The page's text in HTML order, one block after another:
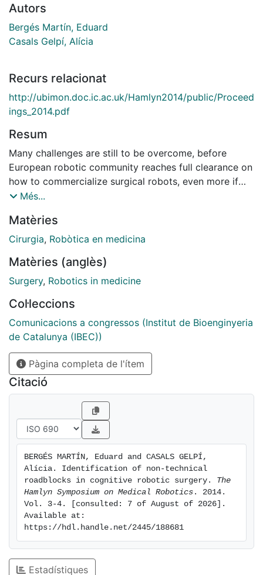
Autors
Bergés Martín, Eduard
Casals Gelpí, Alícia
Recurs relacionat
http://ubimon.doc.ic.ac.uk/Hamlyn2014/public/Proceed
ings_2014.pdf
Resum
Many challenges are still to be overcome, before
European robotic community reaches full clearance on
how to commercialize surgical robots, even more if
they are endowed with some cognitive features.
devices from the engineering and medical point of
view, firm obstacles are also present regarding the
once this technology is available and ready to use for
surgical purposes. This presents the results reached by
technical roadblocks foreseen in future robotic
surgery, including recommendations for the robotic,
legal and medical communities involved in this field.
Més...
Matèries
Cirurgia, Robòtica en medicina
Matèries (anglès)
Surgery, Robotics in medicine
Col·leccions
Comunicacions a congressos (Institut de Bioenginyeria
de Catalunya (IBEC))
Pàgina completa de l'ítem
Citació
BERGÉS MARTÍN, Eduard and CASALS GELPÍ,
Alícia. Identification of non-technical
roadblocks in cognitive robotic surgery. The
Hamlyn Symposium on Medical Robotics . 2014.
Vol. 3-4. [consulted: 7 of August of 2026].
Available at:
https://hdl.handle.net/2445/188681
Estadístiques